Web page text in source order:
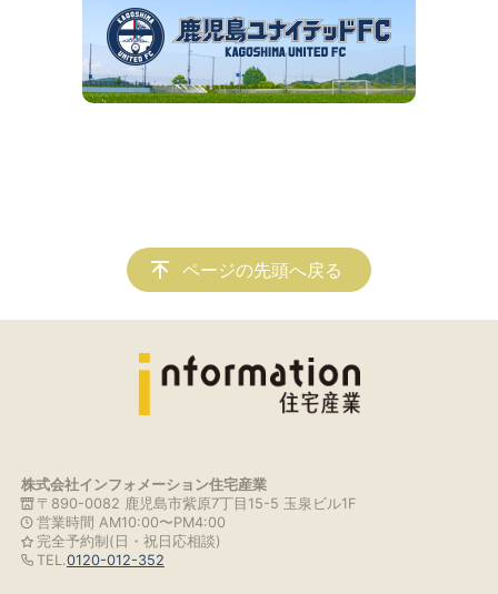
ページの先頭へ戻る
株式会社インフォメーション住宅産業
〒890-0082 鹿児島市紫原7丁目15-5 玉泉ビル1F
営業時間 AM10:00〜PM4:00
完全予約制(日・祝日応相談)
TEL.0120-012-352